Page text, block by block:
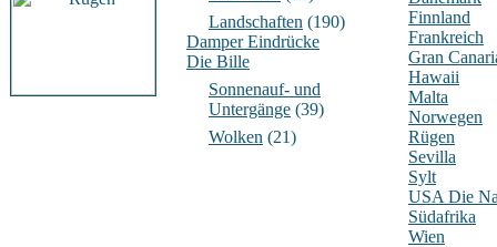
Landschaften (190)
Damper Eindrücke
Die Bille
Sonnenauf- und
Untergänge (39)
Wolken (21)
Finnland
Frankreich
Gran
Hawaii
Malta
Norwegen
Rügen
Sevilla
Sylt
USA Die
Südafrika
Wien